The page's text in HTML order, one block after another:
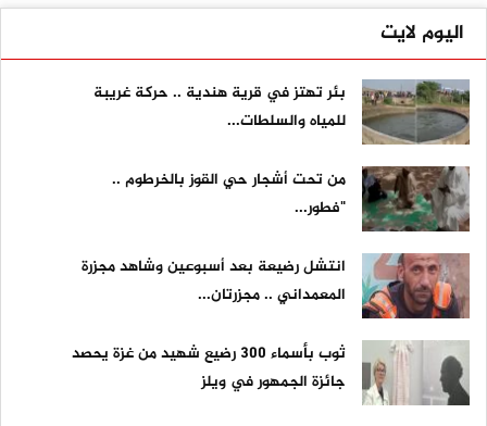
اليوم لايت
بئر تهتز في قرية هندية .. حركة غريبة
للمياه والسلطات...
من تحت أشجار حي القوز بالخرطوم ..
"فطور...
انتشل رضيعة بعد أسبوعين وشاهد مجزرة
المعمداني .. مجزرتان...
ثوب بأسماء 300 رضيع شهيد من غزة يحصد
جائزة الجمهور في ويلز